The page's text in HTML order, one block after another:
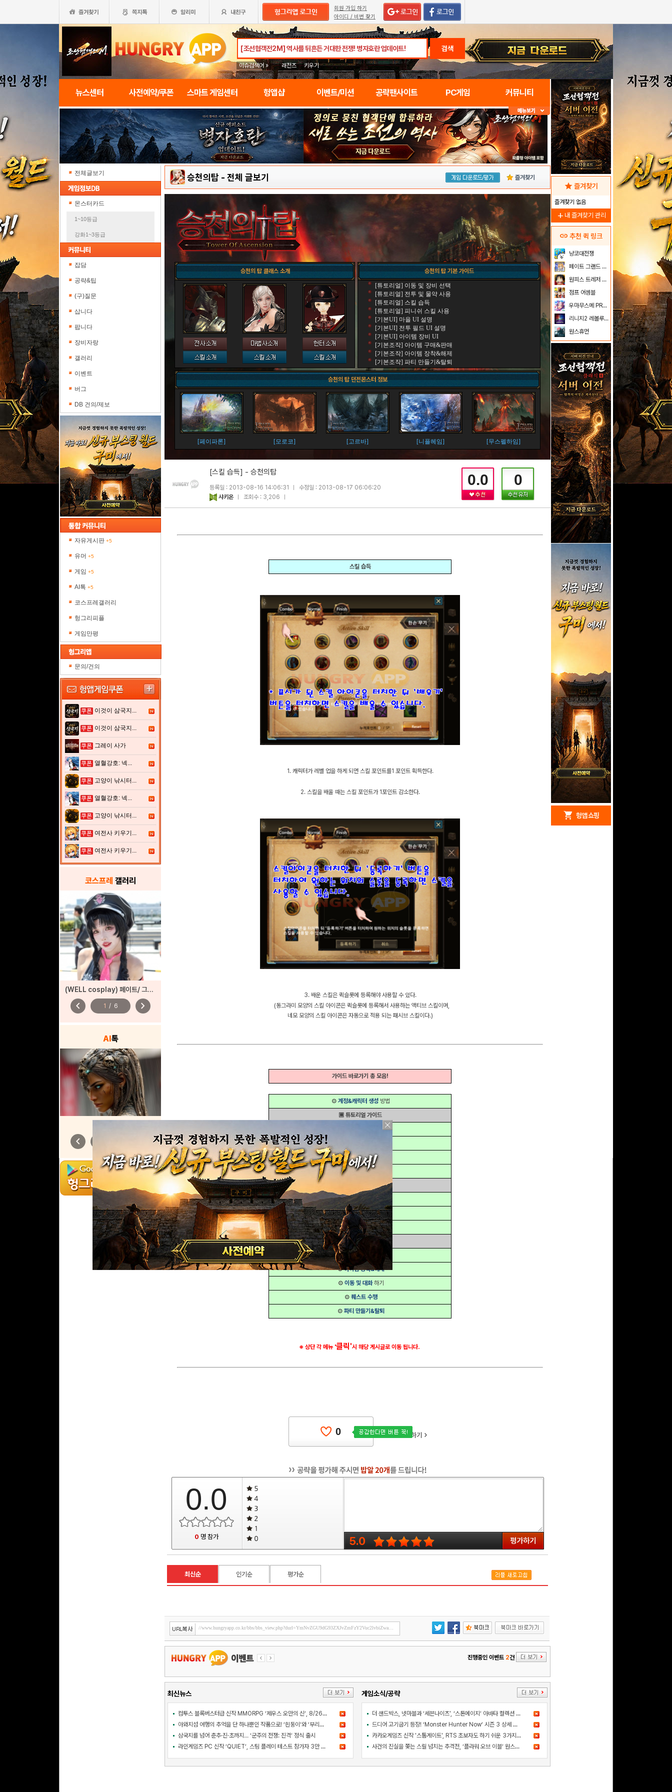
회원 가입 하기
아이디 / 비번 찾기
검색
이슈검색어 » 래전즈 키우기
뉴스센터 사전예약/쿠폰 스마트 게임센터 헝앱샵 이벤트/미션 공략팬사이트 PC게임 커뮤니티
전체글보기
몬스터카드
1~10등급
강화1~3등급
잡담
공략&팁
(구)질문
삽니다
팝니다
장비자랑
갤러리
이벤트
버그
DB 건의/제보
자유게시판 +5
유머 +5
게임 +5
AI톡 +5
코스프레갤러리
헝그리피플
게임만평
문의/건의
이것이 삼국지...
이것이 삼국지...
그레이 사가
열혈강호: 넥...
고양이 낚시터...
열혈강호: 넥...
고양이 낚시터...
여전사 키우기...
여전사 키우기...
코스프레 갤러리
(WELL cosplay) 페이트/ 그랜드 오더
chevron_left 1 / 6 chevron_right
AI톡
chevron_left
승천의탑 - 전체 글보기 즐겨찾기
승천의 탑 클래스 소개 승천의 탑 기본 가이드
[튜토리얼] 이동 및 장비 선택
[튜토리얼] 전투 및 물약 사용
[튜토리얼] 스킬 습득
[튜토리얼] 피니쉬 스킬 사용
[기본UI] 마을 UI 설명
[기본UI] 전투 필드 UI 설명
[기본UI] 아이템 장비 UI
[기본조작] 아이템 구매&판매
[기본조작] 아이템 장착&해제
[기본조작] 파티 만들기&탈퇴
승천의 탑 던전몬스터 정보
[페이파론] [모로코] [고르바] [니플헤임] [무스펠하임]
[스킬 습득] - 승천의탑 0.0 0
등록일 : 2013-08-16 14:06:31
수정일 : 2013-08-17 06:06:20
샤키온
조회수 : 3,206
스킬 습득
1. 캐릭터가 레벨 업을 하게 되면 스킬 포인트를1 포인트 획득한다.
2. 스킬을 배울 때는 스킬 포인트가 1포인트 감소한다.
3. 배운 스킬은 퀵슬롯에 등록해야 사용할 수 있다.
(동그라미 모양의 스킬 아이콘은 퀵슬롯에 등록해서 사용하는 액티브 스킬이며,
네모 모양의 스킬 아이콘은 자동으로 적용되는 패시브 스킬이다.)
가이드 바로가기 총 모음!
⊙ 계정&캐릭터 생성 방법
▣ 튜토리얼 가이드
선택
⊙ 스킬 습득
⊙ 피니쉬 스킬사용
⊙
마을 UI
설명
⊙ 전투 필드 UI설명
⊙ 아이템 장비 UI설명
▣ 기본 조작 설명
⊙ 아이템 구매 및 판매
⊙ 아이템 장착&해제
⊙ 이동 및 대화하기
⊙ 퀘스트 수행
⊙ 파티 만들기&탈퇴
※ 상단 각 메뉴 '클릭'시 해당 게시글로 이동 됩니다.
0
0.0
0 명 참가 5.0
최신순 인기순 평가순
진행중인 이벤트 2건
최신뉴스
컴투스 블록버스터급 신작 MMORPG ‘제우스 오만의 신’, 8/26 출시
아와지섬 여행의 추억을 단 하나뿐인 작품으로! ‘흰둥이’와 ‘부리부리대마왕’의 오리지널 도기 색칠 체험 등장
삼국지를 넘어 춘추·진·초까지… ‘군주의 전쟁: 진격’ 정식 출시
라인게임즈 PC 신작 ‘QUIET’, 스팀 플레이 테스트 참가자 3만 명 돌파
게임소식/공략
더 샌드박스, 넷마블과 ‘세븐나이츠', ‘스톤에이지’ 아바타 컬렉션 출시
드디어 고기굽기 등장! ‘Monster Hunter Now’ 시즌 3 상세 정보 공개
카카오게임즈 신작 '스톰게이트', RTS 초보자도 하기 쉬운 3가지 이유
사건의 진실을 쫓는 스릴 넘치는 추격전, ‘플라워 오브 이블’ 원스토어 정식 출시!
star 즐겨찾기
즐겨찾기 없음
add 내 즐겨찾기 관리
link 추천 퀵 링크
냥코대전쟁
페이트 그랜드 오더
원피스 트레저 크루즈
점프 어셈블
우마무스메 PRETTY DERBY
리니지2 레볼루션
원스휴먼
shopping_cart 헝앱 쇼핑